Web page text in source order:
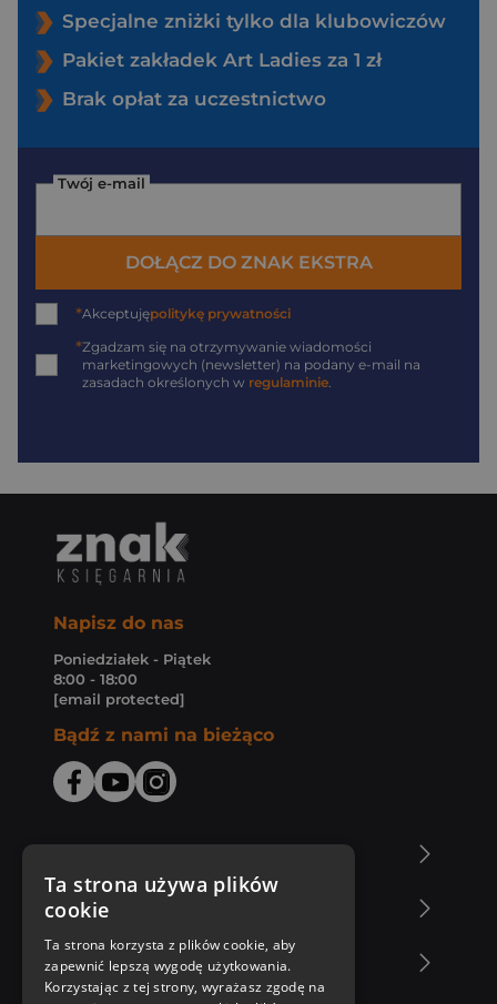
Specjalne zniżki tylko dla klubowiczów
Pakiet zakładek Art Ladies za 1 zł
Brak opłat za uczestnictwo
Twój e-mail
DOŁĄCZ DO ZNAK EKSTRA
*Akceptujępolitykę prywatności
*Zgadzam się na otrzymywanie wiadomości
marketingowych (newsletter) na podany e-mail na
zasadach określonych w regulaminie
Napisz do nas
Poniedziałek - Piątek
8:00 - 18:00
[email protected]
Bądź z nami na bieżąco
Zakupy u nas
Nasza oferta
Ta strona używa plików
cookie
Ta strona korzysta z plików cookie, aby
zapewnić lepszą wygodę użytkowania.
Korzystając z tej strony, wyrażasz zgodę na